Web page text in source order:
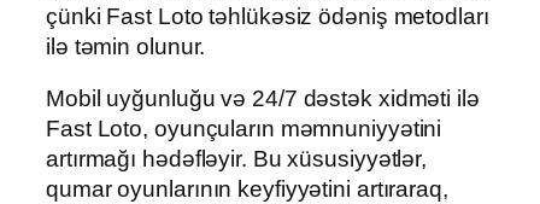
çünki Fast Loto təhlükəsiz ödəniş metodları
ilə təmin olunur.
Mobil uyğunluğu və 24/7 dəstək xidməti ilə
Fast Loto, oyunçuların məmnuniyyətini
artırmağı hədəfləyir. Bu xüsusiyyətlər,
qumar oyunlarının keyfiyyətini artıraraq,